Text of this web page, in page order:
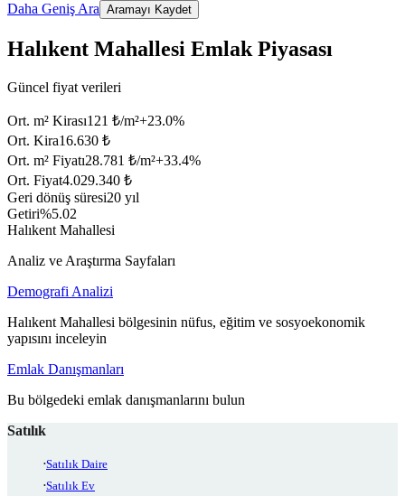
Daha Geniş Ara Aramayı Kaydet
Halıkent Mahallesi Emlak Piyasası
Güncel fiyat verileri
Ort. m² Kirası121 ₺/m²+23.0%
Ort. Kira16.630 ₺
Ort. m² Fiyatı28.781 ₺/m²+33.4%
Ort. Fiyat4.029.340 ₺
Geri dönüş süresi20 yıl
Getiri%5.02
Halıkent Mahallesi
Analiz ve Araştırma Sayfaları
Demografi Analizi
Halıkent Mahallesi bölgesinin nüfus, eğitim ve sosyoekonomik
yapısını inceleyin
Emlak Danışmanları
Bu bölgedeki emlak danışmanlarını bulun
Satılık
Satılık Daire
Satılık Ev